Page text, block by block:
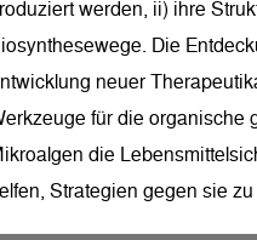
werden, ii) ihre
Die
neuer
für die organische
die
Strategien gegen sie